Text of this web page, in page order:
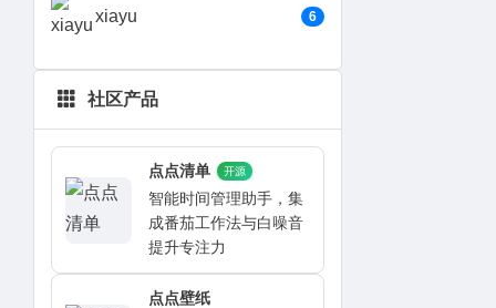
xiayu 6
社区产品
点点清单 开源
智能时间管理助手，集
成番茄工作法与白噪音
提升专注力
点点壁纸